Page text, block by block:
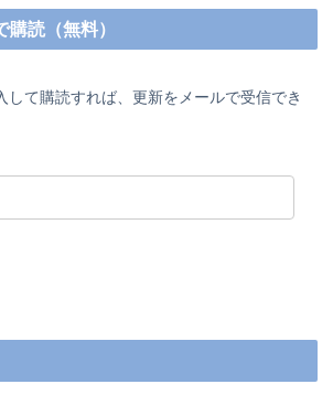
読（無料）
して購読すれば、更新をメールで受信でき